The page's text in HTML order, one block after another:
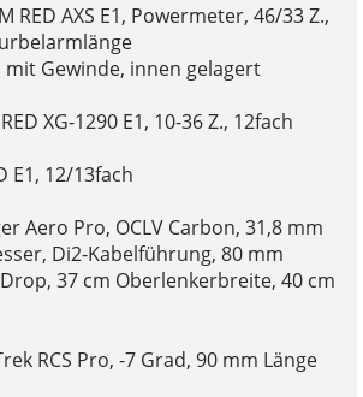
RED AXS E1, Powermeter, 46/33 Z.,
mit Gewinde, innen gelagert
XG-1290 E1, 10-36 Z., 12fach
E1, 12/13fach
Aero Pro, OCLV Carbon, 31,8 mm
Di2-Kabelführung, 80 mm
37 cm Oberlenkerbreite, 40 cm
RCS Pro, -7 Grad, 90 mm Länge